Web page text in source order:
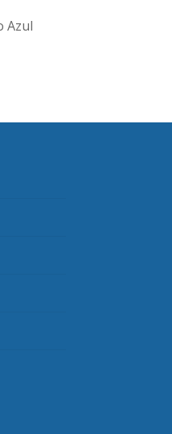
Azul